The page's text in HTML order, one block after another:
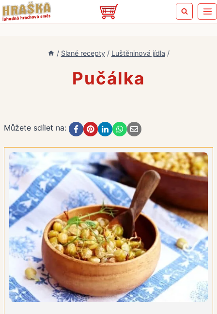
Přeskočit
na
/ Slané recepty / Luštěninová jídla /
Pučálka
Můžete sdílet na: